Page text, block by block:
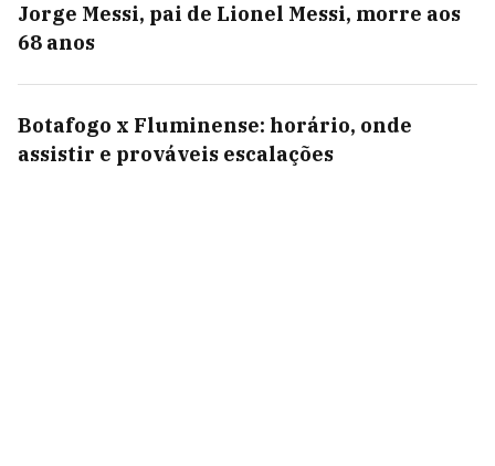
Jorge Messi, pai de Lionel Messi, morre aos
68 anos
Botafogo x Fluminense: horário, onde
assistir e prováveis escalações